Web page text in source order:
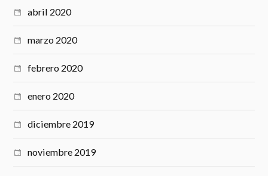
abril 2020
marzo 2020
febrero 2020
enero 2020
diciembre 2019
noviembre 2019